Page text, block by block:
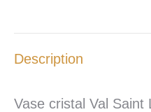
Description
Vase cristal Val Saint